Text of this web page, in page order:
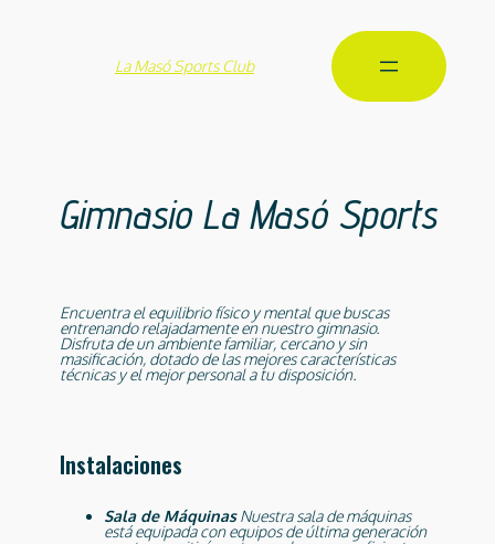
La Masó Sports Club
Gimnasio La Masó Sports
Encuentra el equilibrio físico y mental que buscas
entrenando relajadamente en nuestro gimnasio.
Disfruta de un ambiente familiar, cercano y sin
masificación, dotado de las mejores características
técnicas y el mejor personal a tu disposición.
Instalaciones
Sala de MáquinasNuestra sala de máquinas
está equipada con equipos de última generación